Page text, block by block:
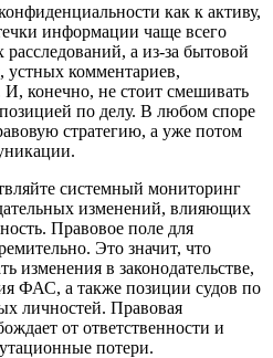
как к активу,
информации чаще всего
расследований, а из-за бытовой
устных комментариев,
конечно, не стоит смешивать
по делу. В любом споре
стратегию, а уже потом
системный мониторинг
изменений, влияющих
Правовое поле для
Это значит, что
изменения в законодательстве,
ФАС, а также позиции судов по
личностей. Правовая
от ответственности и
потери.